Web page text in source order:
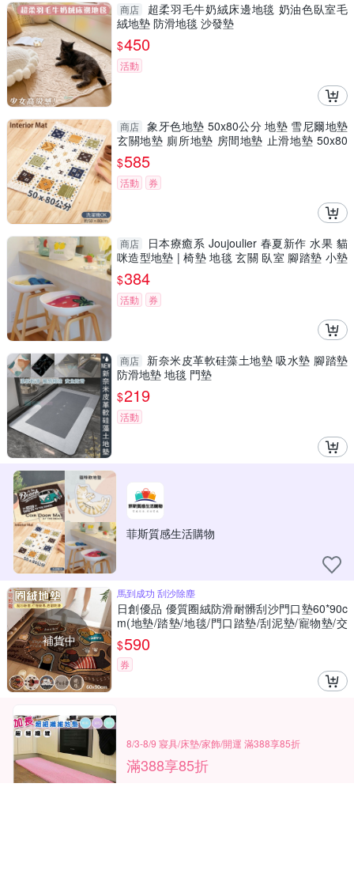
商店
超柔羽毛牛奶絨床邊地毯 奶油色臥室毛
絨地墊 防滑地毯 沙發墊
$450
活動
商店 象牙色地墊 50x80公分 地墊 雪尼爾地墊
玄關地墊 廁所地墊 房間地墊 止滑地墊 50x80
公分 地墊
$585
活動 券
商店
日本療癒系 Joujoulier 春夏新作 水果 貓
咪造型地墊 | 椅墊 地毯 玄關 臥室 腳踏墊 小墊
子
$384
活動 券
商店
新奈米皮革軟硅藻土地墊 吸水墊 腳踏墊
防滑地墊 地毯 門墊
$219
活動
菲斯質感生活購物
補貨中
馬到成功 刮沙除塵
日創優品 優質圈絨防滑耐髒刮沙門口墊60*90c
m(地墊/踏墊/地毯/門口踏墊/刮泥墊/寵物墊/交
換禮物)
$590
券
8/3-8/9 寢具/床墊/家飾/開運 滿388享85折
滿388享85折